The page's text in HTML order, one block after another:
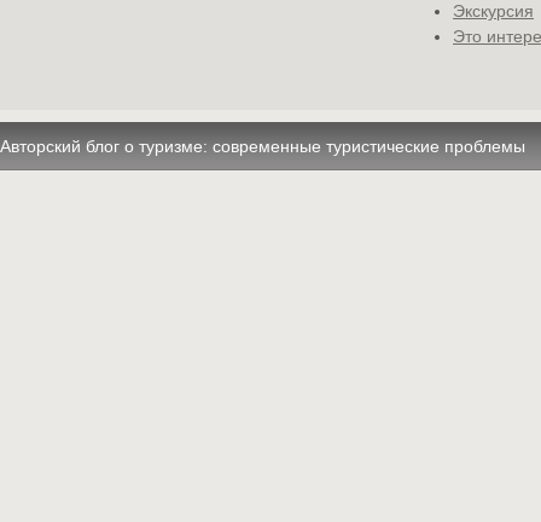
Экскурсия
Это
Авторский блог о туризме: современные туристические проблемы